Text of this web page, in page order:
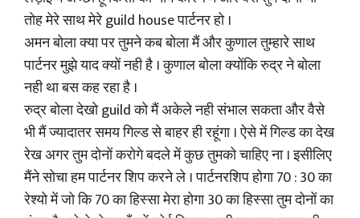
तोह मेरे साथ मेरे guild house पार्टनर हो ।
अमन बोला क्या पर तुमने कब बोला मैं और कुणाल तुम्हारे साथ
पार्टनर मुझे याद क्यों नही है । कुणाल बोला क्योंकि रुद्र ने बोला
नही था बस कह रहा है ।
रुद्र बोला देखो guild को मैं अकेले नही संभाल सकता और वैसे
भी मैं ज्यादातर समय गिल्ड से बाहर ही रहूंगा । ऐसे में गिल्ड का देख
रेख अगर तुम दोनों करोगे बदले में कुछ तुमको चाहिए ना । इसीलिए
मैंने सोचा हम पार्टनर शिप करने ले । पार्टनरशिप होगा 70 : 30 का
रेश्यो में जो कि 70 का हिस्सा मेरा होगा 30 का हिस्सा तुम दोनों का